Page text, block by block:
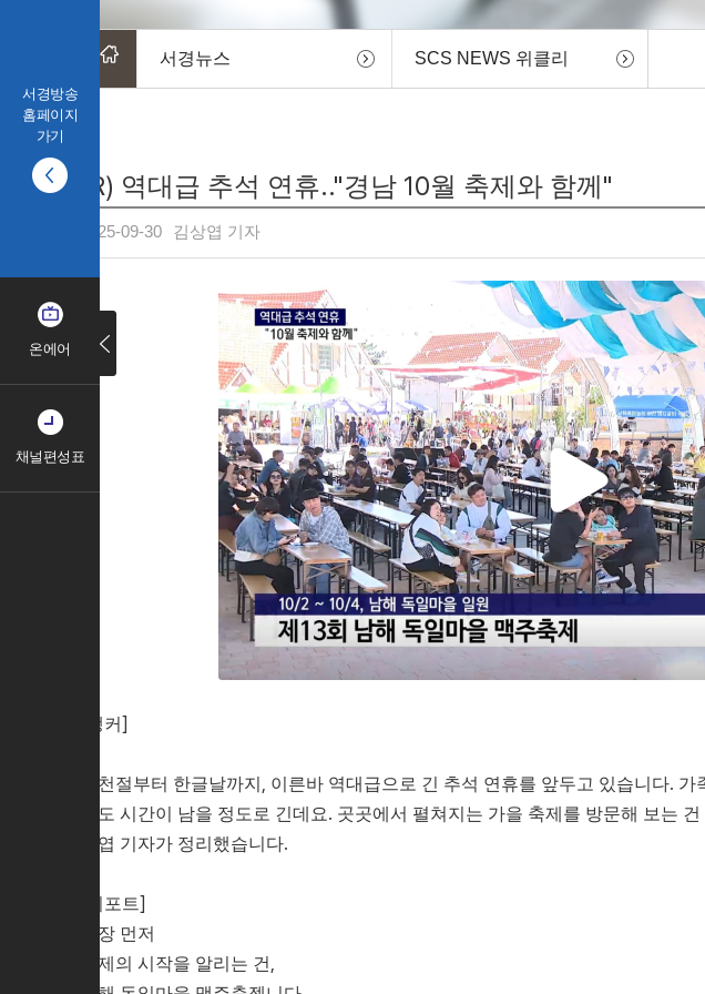
서경방송
홈페이지
가기
온에어
채널편성표
서경뉴스 SCS NEWS 위클리
(R) 역대급 추석 연휴.."경남 10월 축제와 함께"
2025-09-30 김상엽 기자
[앵커]
개천절부터 한글날까지, 이른바 역대급으로 긴 추석 연휴를 앞두고 있습니다.
래도 시간이 남을 정도로 긴데요. 곳곳에서 펼쳐지는 가을 축제를 방문해 보는
상엽 기자가 정리했습니다.
[리포트]
가장 먼저
축제의 시작을 알리는 건,